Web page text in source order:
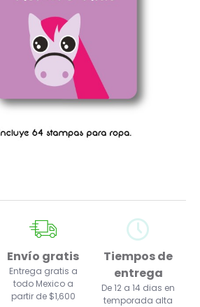
Envío gratis
Entrega gratis a
todo Mexico a
partir de $1,600
Tiempos de
entrega
De 12 a 14 dias en
temporada alta